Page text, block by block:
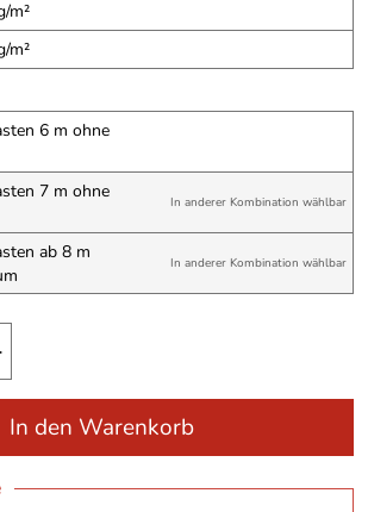
m²
m²
6 m ohne
7 m ohne
In anderer Kombination wählbar
ab 8 m
In anderer Kombination wählbar
In den Warenkorb